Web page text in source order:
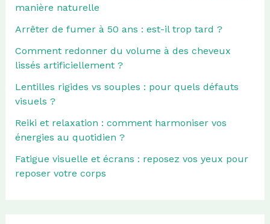
manière naturelle
Arrêter de fumer à 50 ans : est-il trop tard ?
Comment redonner du volume à des cheveux
lissés artificiellement ?
Lentilles rigides vs souples : pour quels défauts
visuels ?
Reiki et relaxation : comment harmoniser vos
énergies au quotidien ?
Fatigue visuelle et écrans : reposez vos yeux pour
reposer votre corps